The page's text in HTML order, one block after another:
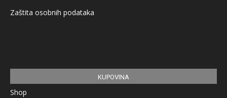
Zaštita osobnih podataka
KUPOVINA
Shop